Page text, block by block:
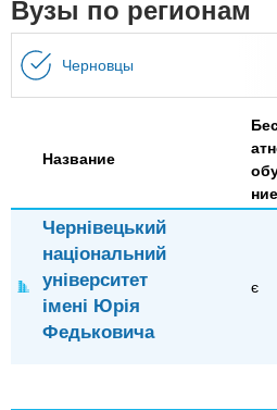
n
t
s
.
i
n
х
в
й
За
Вузы по регионам
Черновцы
Название
ние
Чернівецький
національний
університет
імені Юрія
Федьковича
є